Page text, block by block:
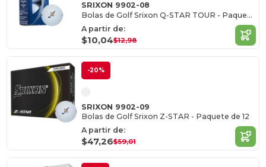
SRIXON 9902-08
Bolas de Golf Srixon Q-STAR TOUR - Paquete de 3
A partir de:
$10,04$12,98
-20%
SRIXON 9902-09
Bolas de Golf Srixon Z-STAR - Paquete de 12
A partir de:
$47,26$59,01